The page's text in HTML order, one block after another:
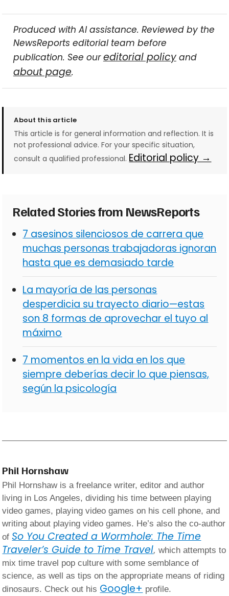
Produced with AI assistance. Reviewed by the
NewsReports editorial team before
publication. See oureditorial policyand
about page.
About this article
This article is for general information and reflection. It is
not professional advice. For your specific situation,
consult a qualified professional. Editorial policy →
Related Stories from NewsReports
7 asesinos silenciosos de carrera que
muchas personas trabajadoras ignoran
hasta que es demasiado tarde
La mayoría de las personas
desperdicia su trayecto diario—estas
son 8 formas de aprovechar el tuyo al
máximo
7 momentos en la vida en los que
siempre deberías decir lo que piensas,
según la psicología
Phil Hornshaw
Phil Hornshaw is a freelance writer, editor and author
living in Los Angeles, dividing his time between playing
video games, playing video games on his cell phone, and
writing about playing video games. He’s also the co-author
of So You Created a Wormhole: The Time
Traveler’s Guide to Time Travel,which attempts to
mix time travel pop culture with some semblance of
science, as well as tips on the appropriate means of riding
dinosaurs. Check out his Google+ profile.